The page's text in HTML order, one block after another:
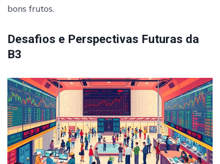
bons frutos.
Desafios e Perspectivas Futuras da
B3